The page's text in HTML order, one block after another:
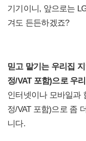
기기이니, 앞으로는
겨도 든든하겠죠?
믿고 맡기는 우리집
정/VAT 포함)으로 우
인터넷이나 모바일과
정/VAT 포함)으로 좀
니다.